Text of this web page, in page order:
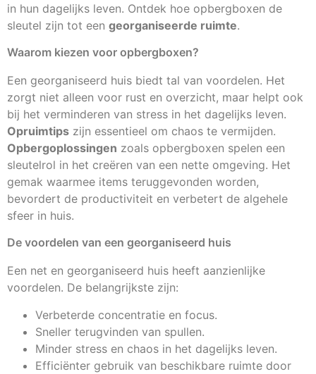
in hun dagelijks leven. Ontdek hoe opbergboxen de
sleutel zijn tot een georganiseerde ruimte.
Waarom kiezen voor opbergboxen?
Een georganiseerd huis biedt tal van voordelen. Het
zorgt niet alleen voor rust en overzicht, maar helpt ook
bij het verminderen van stress in het dagelijks leven.
Opruimtips zijn essentieel om chaos te vermijden.
Opbergoplossingen zoals opbergboxen spelen een
sleutelrol in het creëren van een nette omgeving. Het
gemak waarmee items teruggevonden worden,
bevordert de productiviteit en verbetert de algehele
sfeer in huis.
De voordelen van een georganiseerd huis
Een net en georganiseerd huis heeft aanzienlijke
voordelen. De belangrijkste zijn:
Verbeterde concentratie en focus.
Sneller terugvinden van spullen.
Minder stress en chaos in het dagelijks leven.
Efficiënter gebruik van beschikbare ruimte door